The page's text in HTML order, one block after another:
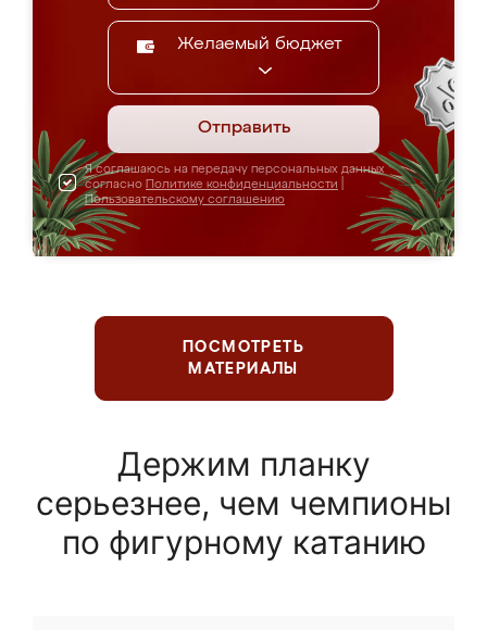
Желаемый бюджет
Отправить
Я соглашаюсь на передачу персональных данных
согласно Политике конфиденциальности
Пользовательскому соглашению
ПОСМОТРЕТЬ
МАТЕРИАЛЫ
Держим планку
серьезнее, чем чемпионы
по фигурному катанию